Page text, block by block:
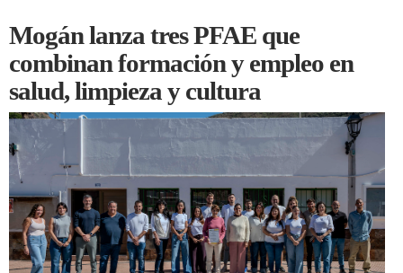
Mogán lanza tres PFAE que
combinan formación y empleo en
salud, limpieza y cultura